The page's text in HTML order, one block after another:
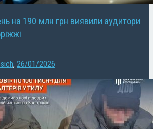
на 190 млн грн виявили аудитори
, 26/01/2026